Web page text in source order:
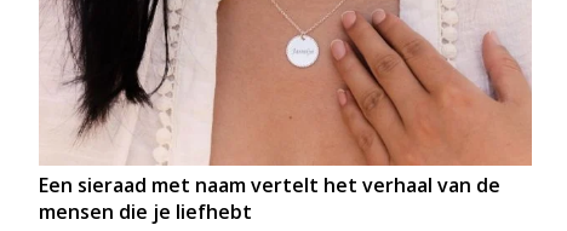
Een sieraad met naam vertelt het verhaal van de
mensen die je liefhebt